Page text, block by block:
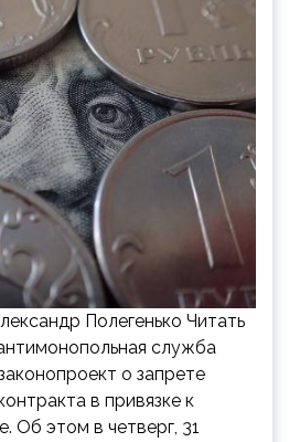
Полегенько Читать
служба
о запрете
в привязке к
Об этом в четверг, 31